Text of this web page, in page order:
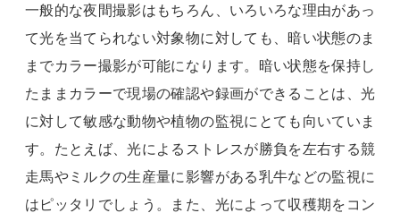
一般的な夜間撮影はもちろん、いろいろな理由があっ
て光を当てられない対象物に対しても、暗い状態のま
までカラー撮影が可能になります。暗い状態を保持し
たままカラーで現場の確認や録画ができることは、光
に対して敏感な動物や植物の監視にとても向いていま
す。たとえば、光によるストレスが勝負を左右する競
走馬やミルクの生産量に影響がある乳牛などの監視に
はピッタリでしょう。また、光によって収穫期をコン